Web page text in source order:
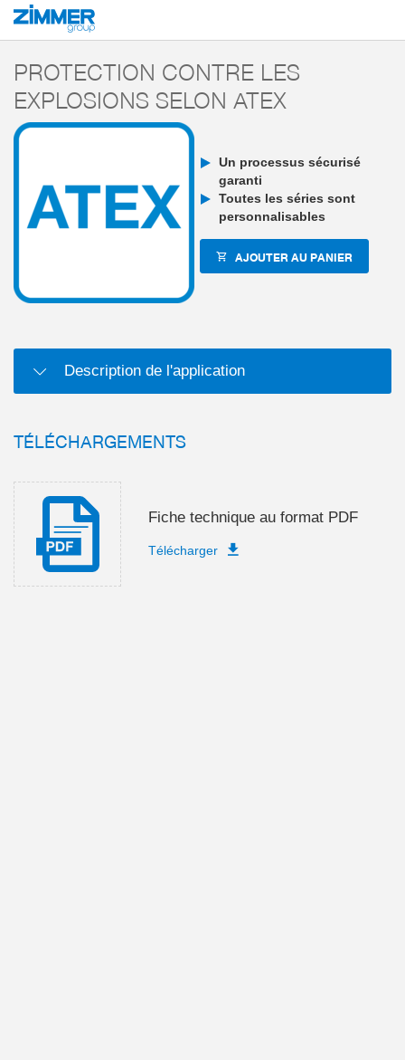
Démarrage Produits
PROTECTION CONTRE LES
EXPLOSIONS SELON ATEX
Un processus sécurisé
garanti
Toutes les séries sont
personnalisables
AJOUTER AU PANIER
Description de l'application
TÉLÉCHARGEMENTS
Fiche technique au format PDF
Télécharger